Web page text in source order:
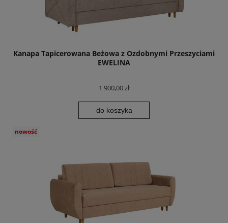
Kanapa Tapicerowana Beżowa z Ozdobnymi Przeszyciami
EWELINA
1 900,00 zł
do koszyka
nowość